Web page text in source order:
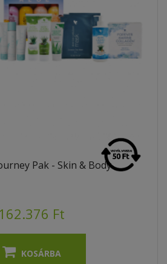
Pak - Skin & Body
162.376 Ft
KOSÁRBA